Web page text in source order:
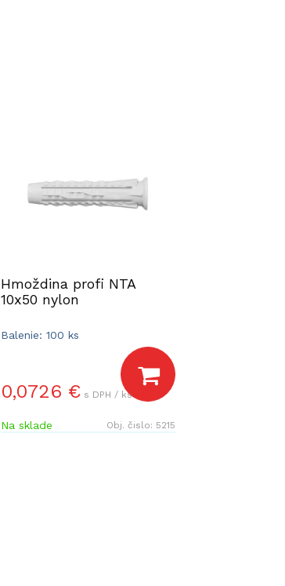
Hmoždina profi NTA
10x50 nylon
Balenie: 100 ks
0,0726 € s DPH / ks
Na sklade Obj. čislo: 5215